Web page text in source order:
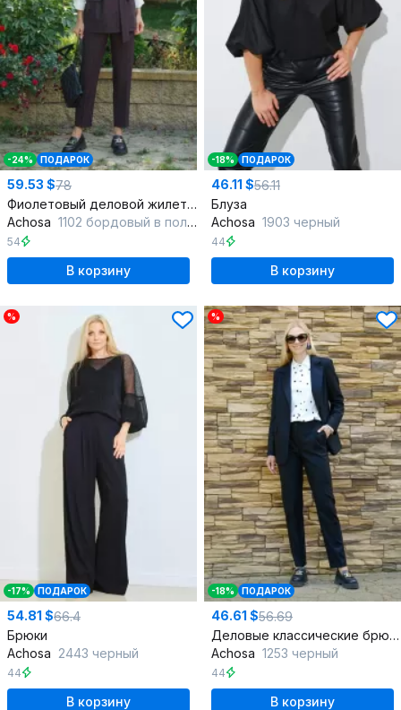
-24% ПОДАРОК
59.53 $78
Фиолетовый деловой жилет из текстиля для повседневного стиля
Achosa 1102 бордовый в полоску
54
В корзину
-18% ПОДАРОК
46.11 $56.11
Блуза
Achosa 1903 черный
44
В корзину
%
-17% ПОДАРОК
54.81 $66.4
Брюки
Achosa 2443 черный
44
В корзину
%
-18% ПОДАРОК
46.61 $56.69
Деловые классические брюки из текстиля
Achosa 1253 черный
44
В корзину